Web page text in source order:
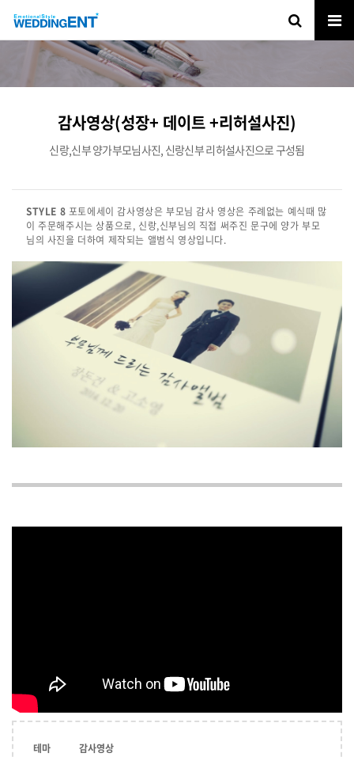
감사영상(성장+ 데이트 +리허설사진)
신랑,신부 양가부모님사진, 신랑신부 리허설사진으로 구성됨
STYLE 8 포토에세이 감사영상은 부모님 감사 영상은 주례없는 예식때 많
이 주문해주시는 상품으로, 신랑,신부님의 직접 써주진 문구에 양가 부모
님의 사진을 더하여 제작되는 앨범식 영상입니다.
테마
감사영상